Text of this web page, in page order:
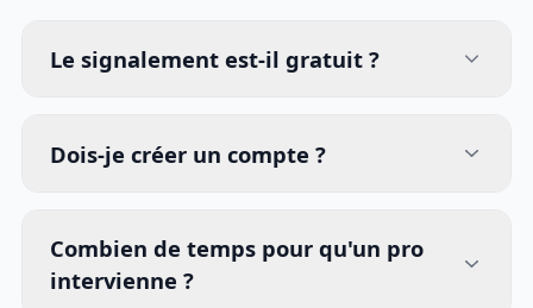
Le signalement est-il gratuit ?
Dois-je créer un compte ?
Combien de temps pour qu'un pro
intervienne ?